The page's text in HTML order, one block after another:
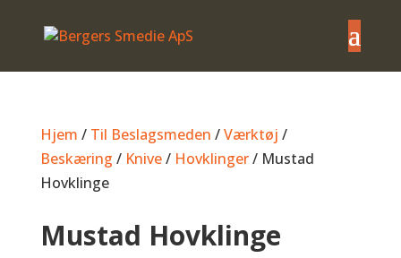
Hjem / Til Beslagsmeden /Værktøj /
Beskæring / Knive/ Hovklinger/ Mustad
Hovklinge
Mustad Hovklinge